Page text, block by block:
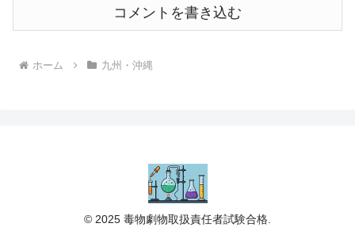
コメントを書き込む
ホーム 九州・沖縄
© 2025 毒物劇物取扱責任者試験合格.